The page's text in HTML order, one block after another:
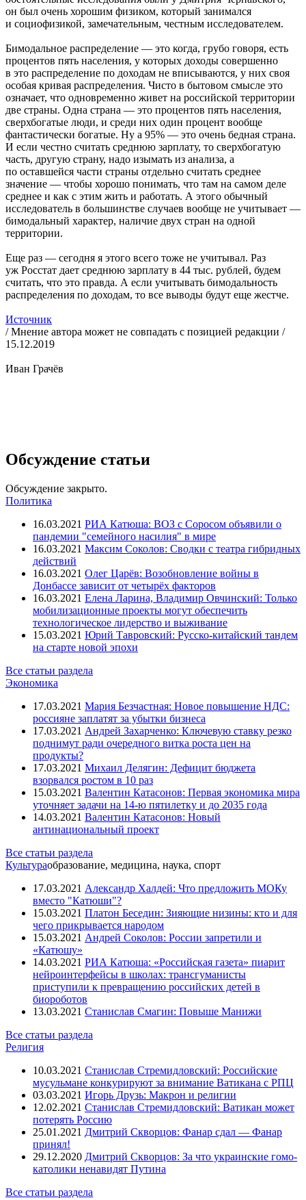
он был очень хорошим физиком, который занимался
и социофизикой, замечательным, честным исследователем.
Бимодальное распределение — это когда, грубо говоря, есть
процентов пять населения, у которых доходы совершенно
в это распределение по доходам не вписываются, у них своя
особая кривая распределения. Чисто в бытовом смысле это
означает, что одновременно живет на российской территории
две страны. Одна страна — это процентов пять населения,
сверхбогатые люди, и среди них один процент вообще
фантастически богатые. Ну а 95% — это очень бедная страна.
И если честно считать среднюю зарплату, то сверхбогатую
часть, другую страну, надо изымать из анализа, а
по оставшейся части страны отдельно считать среднее
значение — чтобы хорошо понимать, что там на самом деле
среднее и как с этим жить и работать. А этого обычный
исследователь в большинстве случаев вообще не учитывает —
бимодальный характер, наличие двух стран на одной
территории.
Еще раз — сегодня я этого всего тоже не учитывал. Раз
уж Росстат дает среднюю зарплату в 44 тыс. рублей, будем
считать, что это правда. А если учитывать бимодальность
распределения по доходам, то все выводы будут еще жестче.
Источник
/ Мнение автора может не совпадать с позицией редакции /
15.12.2019
Иван Грачёв
Обсуждение статьи
Обсуждение закрыто.
Политика
16.03.2021 РИА Катюша: ВОЗ с Соросом объявили о
пандемии "семейного насилия" в мире
16.03.2021 Максим Соколов: Сводки с театра гибридных
действий
16.03.2021 Олег Царёв: Возобновление войны в
Донбассе зависит от четырёх факторов
16.03.2021 Елена Ларина, Владимир Овчинский: Только
мобилизационные проекты могут обеспечить
технологическое лидерство и выживание
15.03.2021 Юрий Тавровский: Русско-китайский тандем
на старте новой эпохи
Все статьи раздела
Экономика
17.03.2021 Мария Безчастная: Новое повышение НДС:
россияне заплатят за убытки бизнеса
17.03.2021 Андрей Захарченко: Ключевую ставку резко
поднимут ради очередного витка роста цен на
продукты?
17.03.2021 Михаил Делягин: Дефицит бюджета
взорвался ростом в 10 раз
15.03.2021 Валентин Катасонов: Первая экономика мира
уточняет задачи на 14-ю пятилетку и до 2035 года
14.03.2021 Валентин Катасонов: Новый
антинациональный проект
Все статьи раздела
Культураобразование, медицина, наука, спорт
17.03.2021 Александр Халдей: Что предложить МОКу
вместо "Катюши"?
15.03.2021 Платон Беседин: Зияющие низины: кто и для
чего прикрывается народом
15.03.2021 Андрей Соколов: России запретили и
«Катюшу»
14.03.2021 РИА Катюша: «Российская газета» пиарит
нейроинтерфейсы в школах: трансгуманисты
приступили к превращению российских детей в
биороботов
13.03.2021 Станислав Смагин: Повыше Манижи
Все статьи раздела
Религия
10.03.2021 Станислав Стремидловский: Российские
мусульмане конкурируют за внимание Ватикана с РПЦ
03.03.2021 Игорь Друзь: Макрон и религии
12.02.2021 Станислав Стремидловский: Ватикан может
потерять Россию
25.01.2021 Дмитрий Скворцов: Фанар сдал — Фанар
принял!
29.12.2020 Дмитрий Скворцов: За что украинские гомо-
католики ненавидят Путина
Все статьи раздела